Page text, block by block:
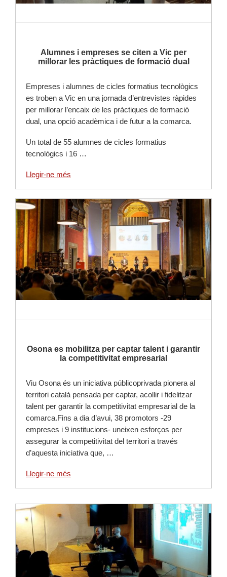
Alumnes i empreses se citen a Vic per
millorar les pràctiques de formació dual
Empreses i alumnes de cicles formatius tecnològics
es troben a Vic en una jornada d’entrevistes ràpides
per millorar l’encaix de les pràctiques de formació
dual, una opció acadèmica i de futur a la comarca.
Un total de 55 alumnes de cicles formatius
tecnològics i 16 …
Llegir-ne més
Llegir-ne més
Osona es mobilitza per captar talent i garantir
la competitivitat empresarial
Viu Osona és un iniciativa públicoprivada pionera al
territori català pensada per captar, acollir i fidelitzar
talent per garantir la competitivitat empresarial de la
comarca.Fins a dia d’avui, 38 promotors -29
empreses i 9 institucions- uneixen esforços per
assegurar la competitivitat del territori a través
d’aquesta iniciativa que, …
Llegir-ne més
Llegir-ne més